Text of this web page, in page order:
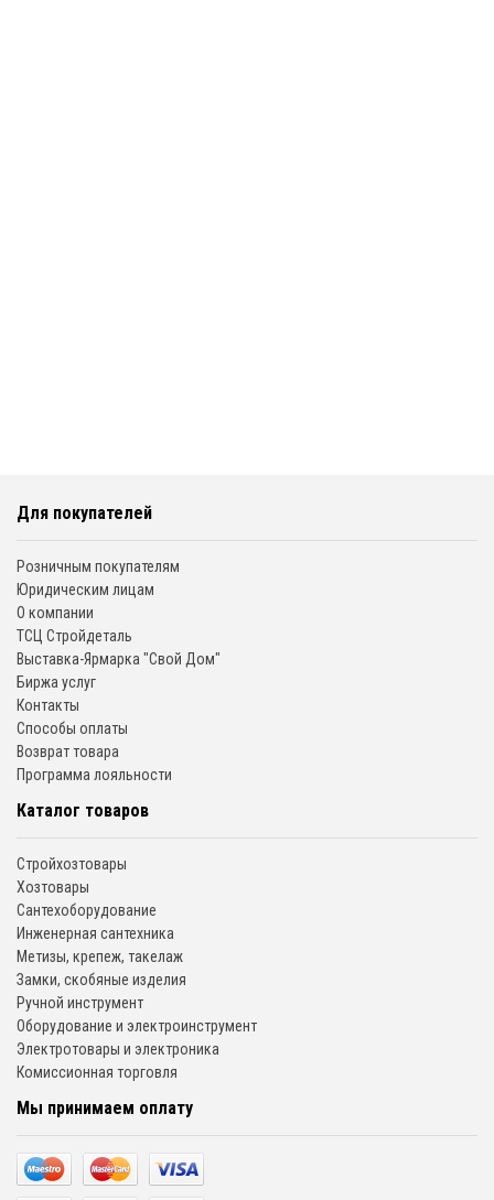
Для покупателей
Розничным покупателям
Юридическим лицам
О компании
ТСЦ Стройдеталь
Выставка-Ярмарка "Свой Дом"
Биржа услуг
Контакты
Способы оплаты
Возврат товара
Программа лояльности
Каталог товаров
Стройхозтовары
Хозтовары
Сантехоборудование
Инженерная сантехника
Метизы, крепеж, такелаж
Замки, скобяные изделия
Ручной инструмент
Оборудование и электроинструмент
Электротовары и электроника
Комиссионная торговля
Мы принимаем оплату